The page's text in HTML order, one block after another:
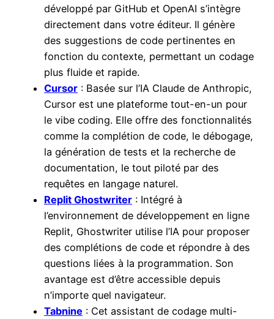
développé par GitHub et OpenAI s’intègre
directement dans votre éditeur. Il génère
des suggestions de code pertinentes en
fonction du contexte, permettant un codage
plus fluide et rapide.
Cursor : Basée sur l’IA Claude de Anthropic,
Cursor est une plateforme tout-en-un pour
le vibe coding. Elle offre des fonctionnalités
comme la complétion de code, le débogage,
la génération de tests et la recherche de
documentation, le tout piloté par des
requêtes en langage naturel.
Replit Ghostwriter : Intégré à
l’environnement de développement en ligne
Replit, Ghostwriter utilise l’IA pour proposer
des complétions de code et répondre à des
questions liées à la programmation. Son
avantage est d’être accessible depuis
n’importe quel navigateur.
Tabnine : Cet assistant de codage multi-